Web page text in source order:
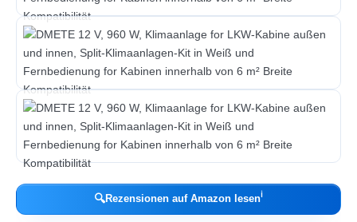
🔍Rezensionen auf Amazon lesenℹ︎